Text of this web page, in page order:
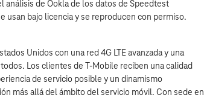
análisis de Ookla de los datos de Speedtest
usan bajo licencia y se reproducen con permiso.
Unidos con una red 4G LTE avanzada y una
Los clientes de T‑Mobile reciben una calidad
de servicio posible y un dinamismo
más allá del ámbito del servicio móvil. Con sede en